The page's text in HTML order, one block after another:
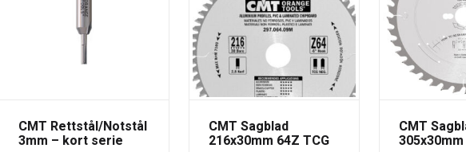
CMT Rettstål/Notstål
3mm – kort serie
CMT Sagblad
216x30mm 64Z TCG
CMT